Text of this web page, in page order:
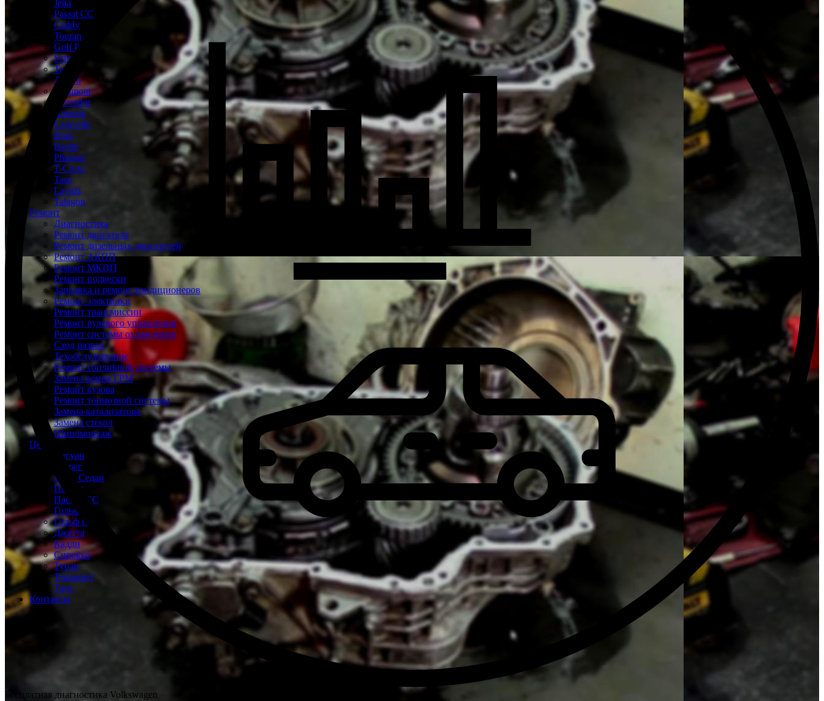
Jetta
Passat CC
Caddy
Touran
Golf Plus
Scirocco
Tayron
Arteon
Teramont
Tavendor
Amarok
Caravelle
Bora
Beetle
Phaeton
T-Cross
Taos
Lavida
Talagon
Ремонт
Диагностика
Ремонт двигателя
Ремонт дизельных двигателей
Ремонт АКПП
Ремонт МКПП
Ремонт подвески
Заправка и ремонт кондиционеров
Ремонт электрики
Ремонт трансмиссии
Ремонт рулевого управления
Ремонт системы охлаждения
Сход развал
Техобслуживание
Ремонт топливной системы
Замена ремня ГРМ
Ремонт кузова
Ремонт тормозной системы
Замена катализатора
Замена стекол
Шиномонтаж
Цены
Тигуан
Туарег
Поло Седан
Пассат
Пассат СС
Гольф
Гольф Плюс
Джетта
Кадди
Сирокко
Туран
Терамонт
Таос
Контакты
Бесплатная диагностика Volkswagen